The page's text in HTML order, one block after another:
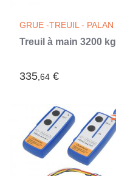
GRUE -TREUIL - PALAN
Treuil à main 3200 kg
335,64 €